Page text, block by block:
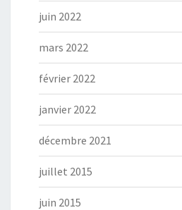
juin 2022
mars 2022
février 2022
janvier 2022
décembre 2021
juillet 2015
juin 2015